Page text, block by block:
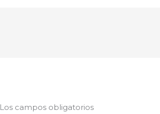
Los campos obligatorios